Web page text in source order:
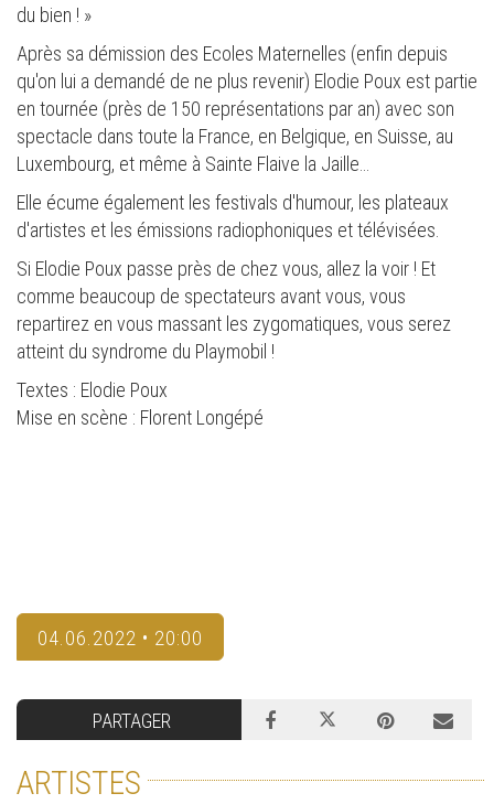
du bien ! »
Après sa démission des Ecoles Maternelles (enfin depuis
qu'on lui a demandé de ne plus revenir) Elodie Poux est partie
en tournée (près de 150 représentations par an) avec son
spectacle dans toute la France, en Belgique, en Suisse, au
Luxembourg, et même à Sainte Flaive la Jaille…
Elle écume également les festivals d'humour, les plateaux
d'artistes et les émissions radiophoniques et télévisées.
Si Elodie Poux passe près de chez vous, allez la voir ! Et
comme beaucoup de spectateurs avant vous, vous
repartirez en vous massant les zygomatiques, vous serez
atteint du syndrome du Playmobil !
Textes : Elodie Poux
Mise en scène : Florent Longépé
04.06.2022 • 20:00
PARTAGER
ARTISTES